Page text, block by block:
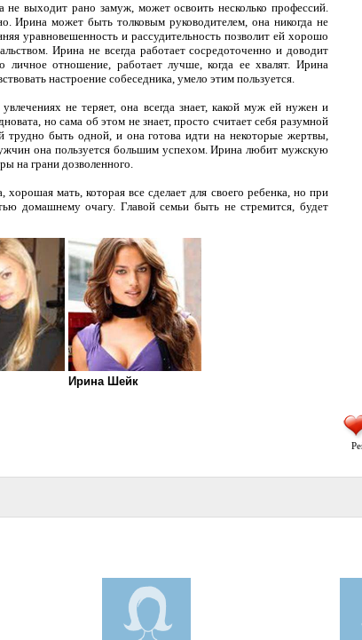
не выходит рано замуж, может освоить несколько профессий.
Ирина может быть толковым руководителем, она никогда не
уравновешенность и рассудительность позволит ей хорошо
Ирина не всегда работает сосредоточенно и доводит
личное отношение, работает лучше, когда ее хвалят. Ирина
настроение собеседника, умело этим пользуется.
не теряет, она всегда знает, какой муж ей нужен и
но сама об этом не знает, просто считает себя разумной
трудно быть одной, и она готова идти на некоторые жертвы,
она пользуется большим успехом. Ирина любит мужскую
на грани дозволенного.
мать, которая все сделает для своего ребенка, но при
домашнему очагу. Главой семьи быть не стремится, будет
Ирина Шейк